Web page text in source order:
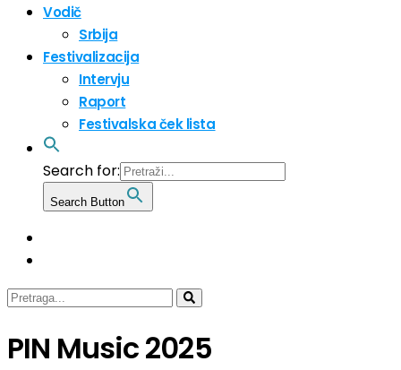
Vodič
Srbija
Festivalizacija
Intervju
Raport
Festivalska ček lista
Search for:
Search Button
PIN Music 2025